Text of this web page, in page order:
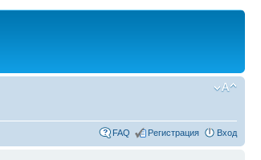
FAQ Регистрация Вход